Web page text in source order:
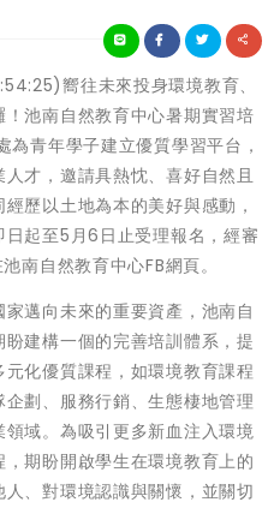
嚮往未來投身環境教育、
池南自然教育中心暑期實習培
青年學子建立優質學習平台，
才，邀請具熱忱、喜好自然且
歷以土地為本的美好與感動，
起至5月6日止受理報名，經審
南自然教育中心FB網頁。
邁向未來的重要資產，池南自
建構一個的完善培訓體系，提
化優質課程，如環境教育課程
劃、服務行銷、生態棲地管理
域。為吸引更多新血注入環境
期盼開啟學生在環境教育上的
、對環境認識與關懷，並關切